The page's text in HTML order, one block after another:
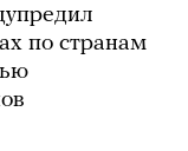
по странам